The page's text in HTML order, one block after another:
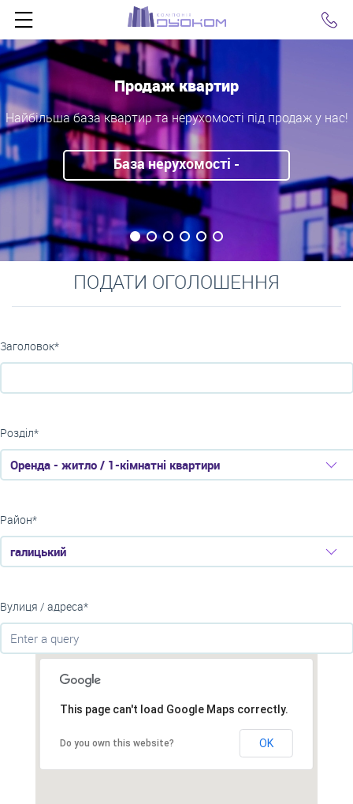
Оренда квартир
Найбільша база Львова - нерухомості та квартир в
База нерухомості -
оголошення
ПОДАТИ ОГОЛОШЕННЯ
Заголовок*
Розділ*
Оренда - житло / 1-кімнатні квартири
Район*
галицький
Вулиця / адреса*
This page can't load Google Maps correctly.
Do you own this website? OK